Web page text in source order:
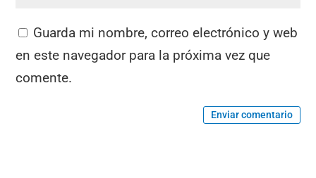
Guarda mi nombre, correo electrónico y web
en este navegador para la próxima vez que
comente.
Enviar comentario